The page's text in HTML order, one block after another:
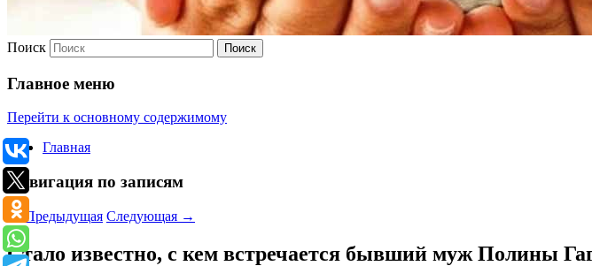
Поиск
Главное меню
Перейти к основному содержимому
Главная
Навигация по записям
←Предыдущая Следующая →
Стало известно, с кем встречается бывший муж Полины